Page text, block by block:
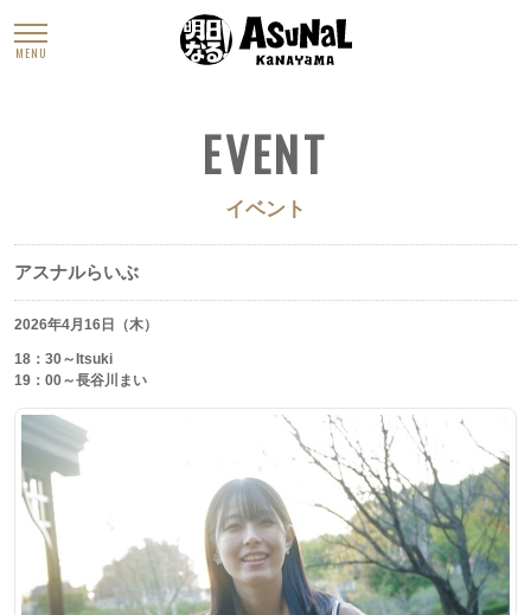
MENU
EVENT
イベント
アスナルらいぶ
2026年4月16日（木）
18：30～Itsuki
19：00～長谷川まい